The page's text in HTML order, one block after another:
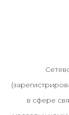
в сфере